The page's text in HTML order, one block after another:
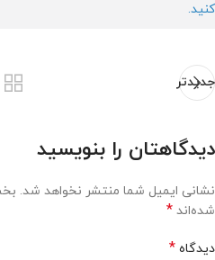
کنید.
جدیدتر
دیدگاهتان را بنویسید
نشانی ایمیل شما منتشر نخواهد شد.
شده‌اند *
دیدگاه *